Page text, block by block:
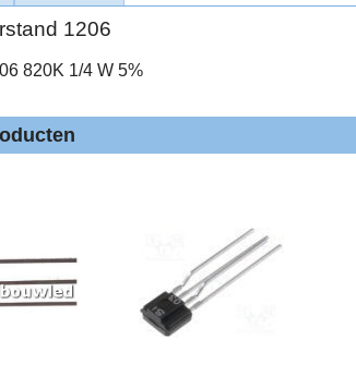
1206
820K 1/4 W 5%